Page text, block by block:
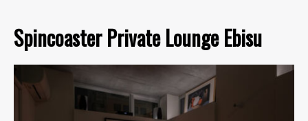
Spincoaster Private Lounge Ebisu